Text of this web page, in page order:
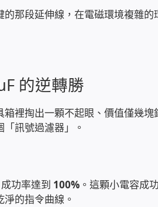
那段延伸線，在電磁環境複雜
的逆轉勝
裡掏出一顆不起眼、價值僅幾塊
訊號過濾器」。
功率達到 100%。這顆小電容成
的指令曲線。